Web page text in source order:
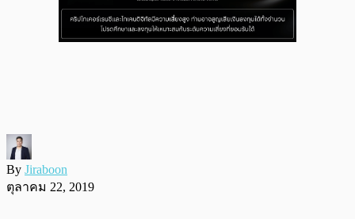
By Jiraboon
ตุลาคม 22, 2019